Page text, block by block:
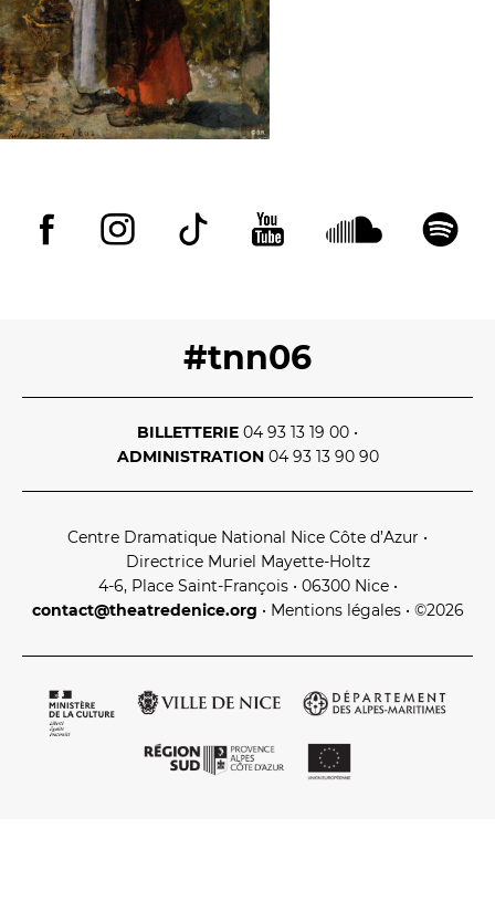
#tnn06
#tnn06
BILLETTERIE 04 93 13 19 00 •
ADMINISTRATION 04 93 13 90 90
Centre Dramatique National Nice Côte d’Azur •
Directrice Muriel Mayette‑Holtz
4‑6, Place Saint‑François • 06300 Nice •
contact@theatredenice.org • Mentions légales• ©2026